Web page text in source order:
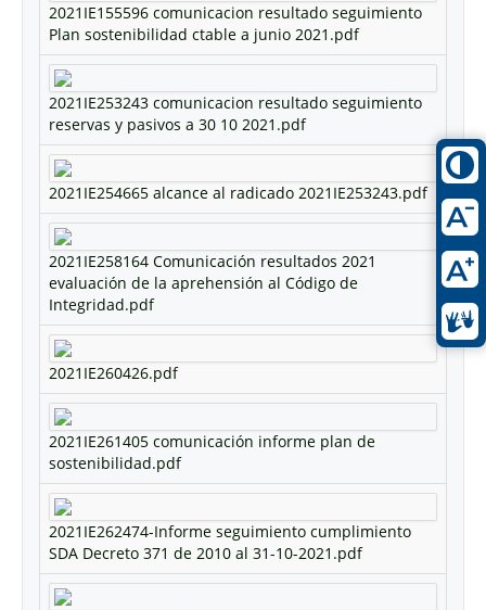
2021IE155596 comunicacion resultado seguimiento
Plan sostenibilidad ctable a junio 2021.pdf
2021IE253243 comunicacion resultado seguimiento
reservas y pasivos a 30 10 2021.pdf
2021IE254665 alcance al radicado 2021IE253243.pdf
2021IE258164 Comunicación resultados 2021
evaluación de la aprehensión al Código de
Integridad.pdf
2021IE260426.pdf
2021IE261405 comunicación informe plan de
sostenibilidad.pdf
2021IE262474-Informe seguimiento cumplimiento
SDA Decreto 371 de 2010 al 31-10-2021.pdf